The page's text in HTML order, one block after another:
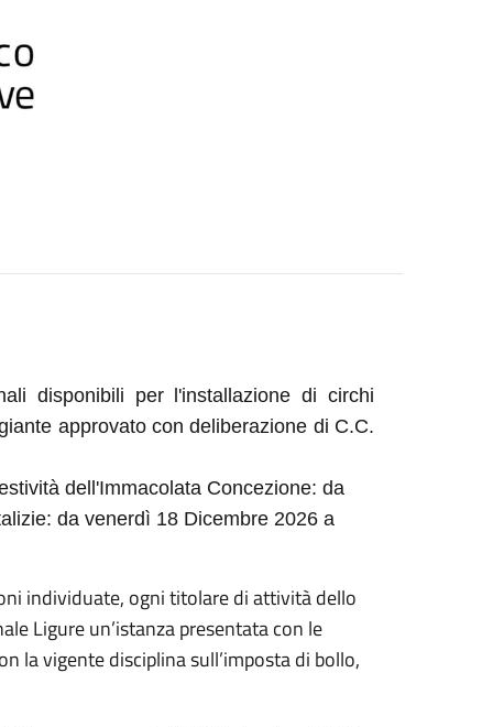
disponibili per l'installazione di circhi
approvato con deliberazione di C.C.
dell'Immacolata Concezione: da
da venerdì 18 Dicembre 2026 a
individuate, ogni titolare di attività dello
Ligure un’istanza presentata con le
la vigente disciplina sull’imposta di bollo,